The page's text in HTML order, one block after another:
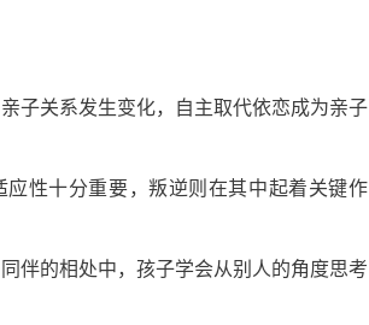
关系发生变化，自主取代依恋成为亲子
性十分重要，叛逆则在其中起着关键作
的相处中，孩子学会从别人的角度思考